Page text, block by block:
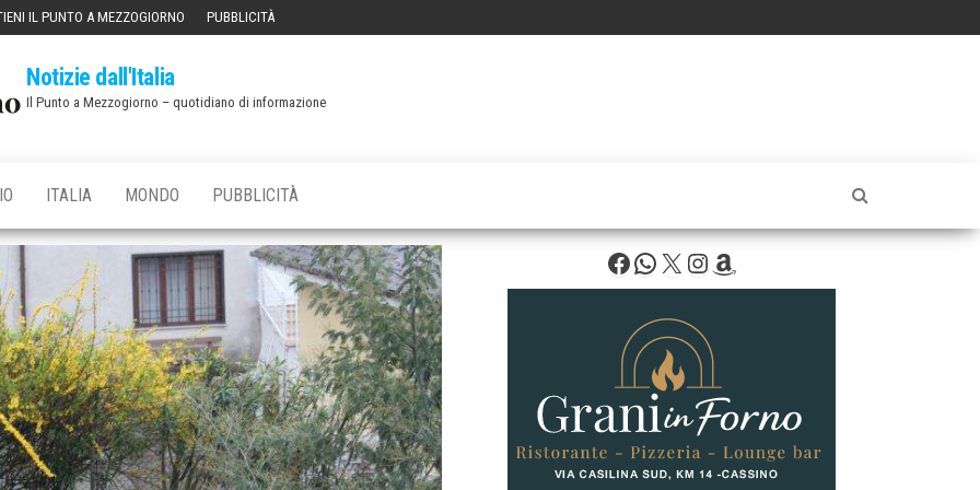
IL PUNTO A MEZZOGIORNO PUBBLICITÀ
Notizie dall'Italia
Il Punto a Mezzogiorno – quotidiano di informazione
ITALIA MONDO PUBBLICITÀ
Facebook
WhatsApp
X Instagram
Amazon